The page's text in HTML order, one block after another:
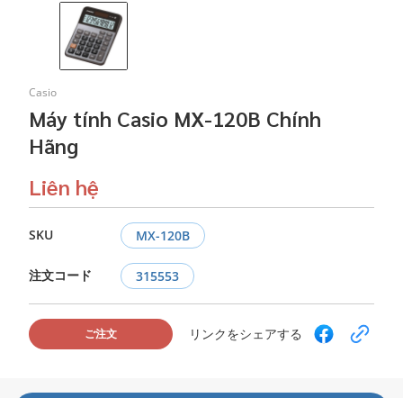
Casio
Máy tính Casio MX-120B Chính
Hãng
Liên hệ
SKU MX-120B
注文コード 315553
ご注文 リンクをシェアする